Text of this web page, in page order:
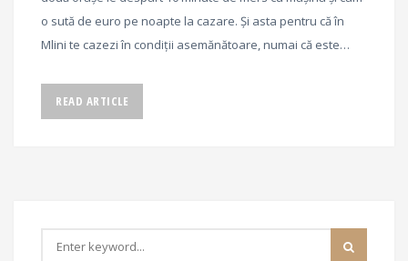
o sută de euro pe noapte la cazare. Și asta pentru că în
Mlini te cazezi în condiții asemănătoare, numai că este…
READ ARTICLE